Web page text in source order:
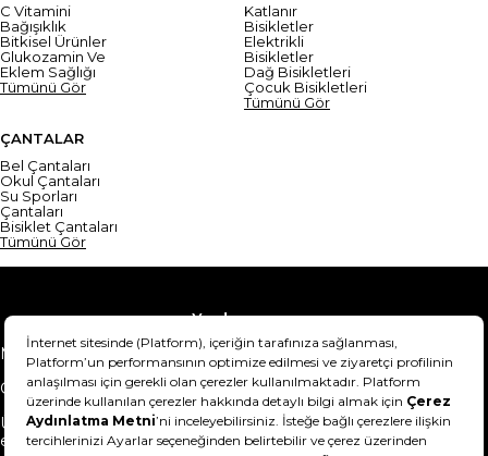
C Vitamini
Bağışıklık
Bitkisel Ürünler
Glukozamin Ve
Eklem Sağlığı
Tümünü Gör
Katlanır
Bisikletler
Elektrikli
Bisikletler
Dağ Bisikletleri
Çocuk Bisikletleri
Tümünü Gör
ÇANTALAR
Bel Çantaları
Okul Çantaları
Su Sporları
Çantaları
Bisiklet Çantaları
Tümünü Gör
Yardım
Mesafeli Satış Sözleşmesi
Teslimat Bilgisi
Gizlilik Sözleşmesi
Şartlar & Koşullar
Ürünümü nasıl iade
edebilirim?
Hakkımızda